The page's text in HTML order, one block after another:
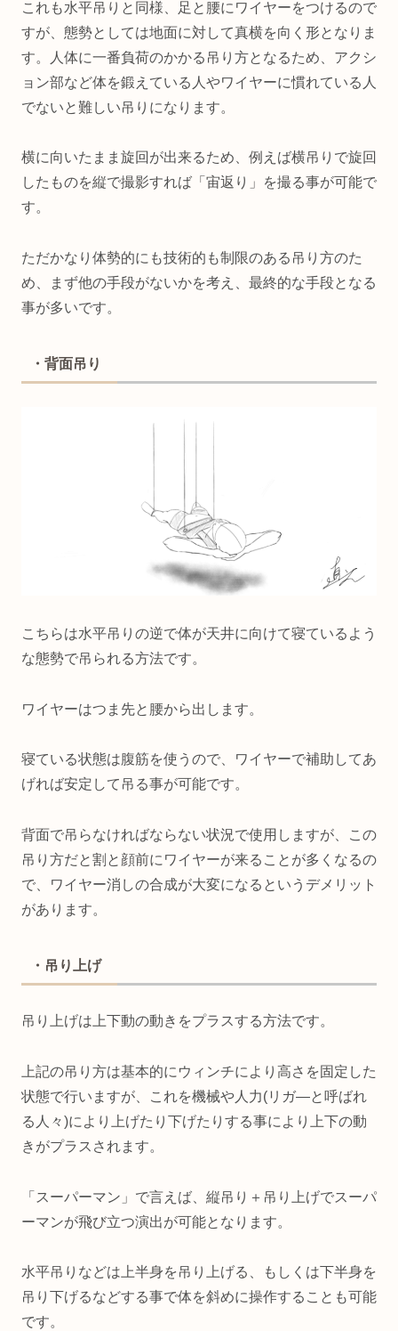
これも水平吊りと同様、足と腰にワイヤーをつけるので
すが、態勢としては地面に対して真横を向く形となりま
す。人体に一番負荷のかかる吊り方となるため、アクシ
ョン部など体を鍛えている人やワイヤーに慣れている人
でないと難しい吊りになります。
横に向いたまま旋回が出来るため、例えば横吊りで旋回
したものを縦で撮影すれば「宙返り」を撮る事が可能で
す。
ただかなり体勢的にも技術的も制限のある吊り方のた
め、まず他の手段がないかを考え、最終的な手段となる
事が多いです。
・背面吊り
こちらは水平吊りの逆で体が天井に向けて寝ているよう
な態勢で吊られる方法です。
ワイヤーはつま先と腰から出します。
寝ている状態は腹筋を使うので、ワイヤーで補助してあ
げれば安定して吊る事が可能です。
背面で吊らなければならない状況で使用しますが、この
吊り方だと割と顔前にワイヤーが来ることが多くなるの
で、ワイヤー消しの合成が大変になるというデメリット
があります。
・吊り上げ
吊り上げは上下動の動きをプラスする方法です。
上記の吊り方は基本的にウィンチにより高さを固定した
状態で行いますが、これを機械や人力(リガ―と呼ばれ
る人々)により上げたり下げたりする事により上下の動
きがプラスされます。
「スーパーマン」で言えば、縦吊り＋吊り上げでスーパ
ーマンが飛び立つ演出が可能となります。
水平吊りなどは上半身を吊り上げる、もしくは下半身を
吊り下げるなどする事で体を斜めに操作することも可能
です。